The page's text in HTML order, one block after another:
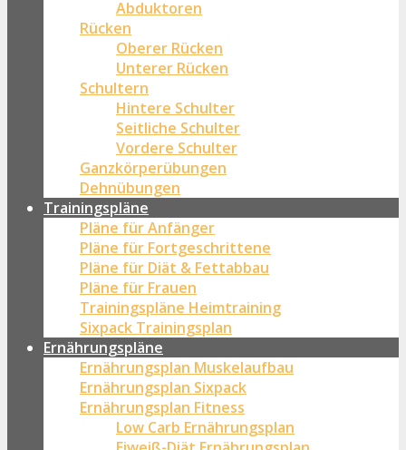
Abduktoren
Rücken
Oberer Rücken
Unterer Rücken
Schultern
Hintere Schulter
Seitliche Schulter
Vordere Schulter
Ganzkörperübungen
Dehnübungen
Trainingspläne
Pläne für Anfänger
Pläne für Fortgeschrittene
Pläne für Diät & Fettabbau
Pläne für Frauen
Trainingspläne Heimtraining
Sixpack Trainingsplan
Ernährungspläne
Ernährungsplan Muskelaufbau
Ernährungsplan Sixpack
Ernährungsplan Fitness
Low Carb Ernährungsplan